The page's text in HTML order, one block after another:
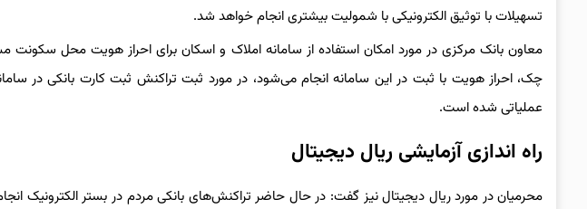
تسهیلات با توثیق الکترونیکی با شمولیت بیشتری انجام خواهد شد.
معاون بانک مرکزی در مورد امکان استفاده از سامانه املاک و اسکان برای احراز هویت محل
چک، احراز هویت با ثبت در این سامانه انجام می‌شود، در مورد ثبت تراکنش ثبت کارت بانکی در
عملیاتی شده است.
راه اندازی آزمایشی ریال دیجیتال
محرمیان در مورد ریال دیجیتال نیز گفت: در حال حاضر تراکنش‌های بانکی مردم در بستر الکترونیک